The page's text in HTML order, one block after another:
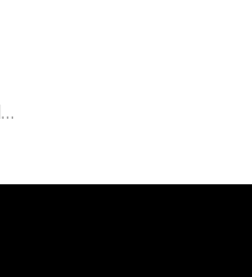
Középmagas derekú chino nadrág, Krémszín